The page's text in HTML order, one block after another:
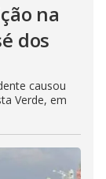
na
dos
causou
Verde, em